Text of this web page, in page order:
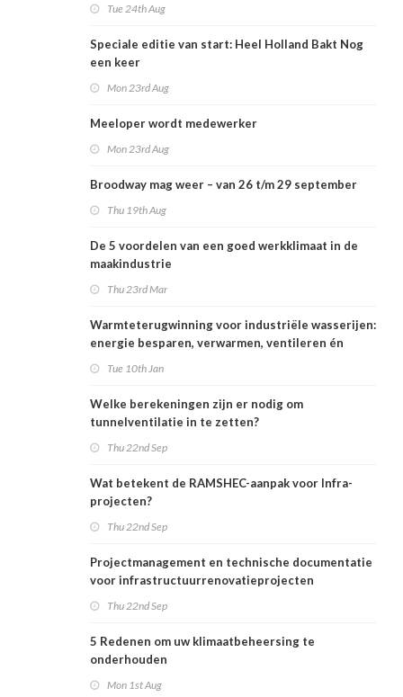
Tue 24th Aug
Speciale editie van start: Heel Holland Bakt Nog
een keer
Mon 23rd Aug
Meeloper wordt medewerker
Mon 23rd Aug
Broodway mag weer – van 26 t/m 29 september
Thu 19th Aug
De 5 voordelen van een goed werkklimaat in de
maakindustrie
Thu 23rd Mar
Warmteterugwinning voor industriële wasserijen:
energie besparen, verwarmen, ventileren én
Tue 10th Jan
Welke berekeningen zijn er nodig om
tunnelventilatie in te zetten?
Thu 22nd Sep
Wat betekent de RAMSHEC-aanpak voor Infra-
projecten?
Thu 22nd Sep
Projectmanagement en technische documentatie
voor infrastructuurrenovatieprojecten
Thu 22nd Sep
5 Redenen om uw klimaatbeheersing te
onderhouden
Mon 1st Aug